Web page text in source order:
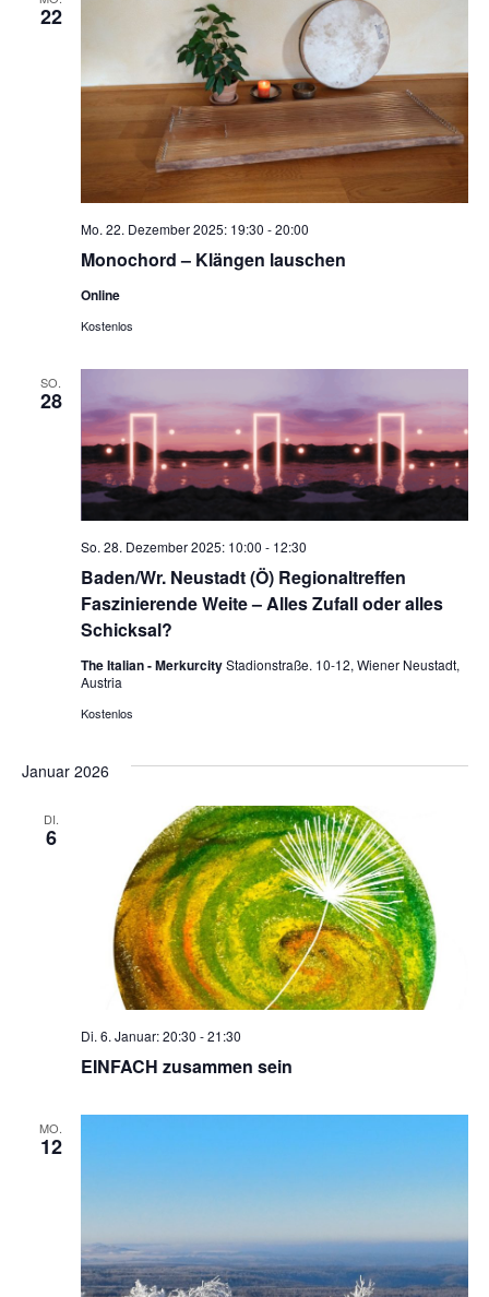
22
Monochord – Klängen lauschen
Mo. 22. Dezember 2025: 19:30 -20:00
Online
Kostenlos
SO.
28
Baden/Wr. Neustadt (Ö) Regionaltreffen
Faszinierende Weite – Alles Zufall oder alles
Schicksal?
So. 28. Dezember 2025: 10:00 - 12:30
The Italian - MerkurcityStadionstraße. 10-12, Wiener Neustadt,
Austria
Kostenlos
Januar 2026
DI.
6
EINFACH zusammen sein
Di. 6. Januar: 20:30 -21:30
MO.
12